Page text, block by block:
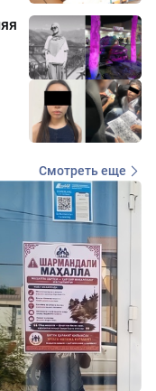
Смотреть еще